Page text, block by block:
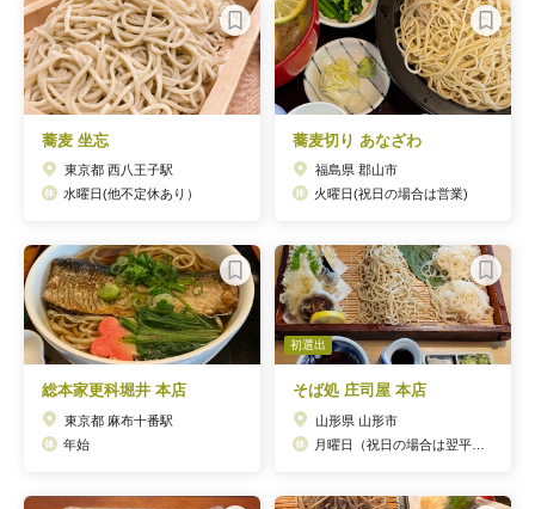
蕎麦 坐忘
東京都 西八王子駅
水曜日(他不定休あり）
蕎麦切り あなざわ
福島県 郡山市
火曜日(祝日の場合は営業)
総本家更科堀井 本店
東京都 麻布十番駅
年始
初選出
そば処 庄司屋 本店
山形県 山形市